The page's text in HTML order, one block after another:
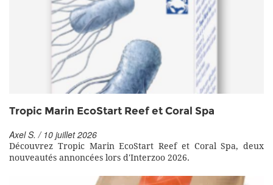
Tropic Marin EcoStart Reef et Coral Spa
Axel S. / 10 juillet 2026
Découvrez Tropic Marin EcoStart Reef et Coral Spa, deux
nouveautés annoncées lors d'Interzoo 2026.